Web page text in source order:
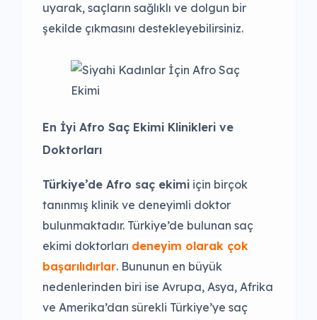
uyarak, saçların sağlıklı ve dolgun bir
şekilde çıkmasını destekleyebilirsiniz.
En İyi Afro Saç Ekimi Klinikleri ve
Doktorları
Türkiye’de Afro saç ekimi için birçok
tanınmış klinik ve deneyimli doktor
bulunmaktadır. Türkiye’de bulunan saç
ekimi doktorları deneyim olarak çok
başarılıdırlar. Bununun en büyük
nedenlerinden biri ise Avrupa, Asya, Afrika
ve Amerika’dan sürekli Türkiye’ye saç